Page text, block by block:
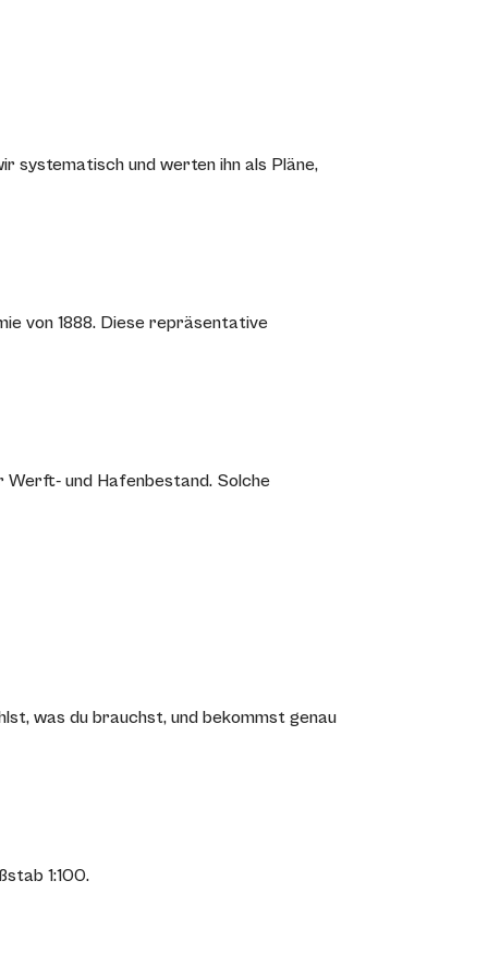
systematisch und werten ihn als Pläne,
von 1888. Diese repräsentative
Werft- und Hafenbestand. Solche
was du brauchst, und bekommst genau
1:100.